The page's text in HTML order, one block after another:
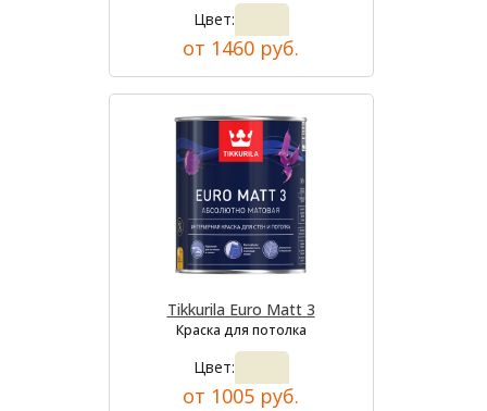
Цвет:
от 1460 руб.
Tikkurila Euro Matt 3
Краска для потолка
Цвет:
от 1005 руб.